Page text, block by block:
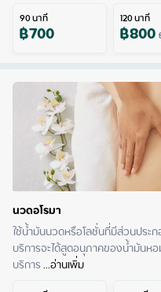
90นาที
฿700 120นาที
฿800
นวดอโรมา
ใช้น้ำมันนวดหรือโลชั่นที่มีส่วนประ
บริการจะได้สูดอนุภาคของน้ำมันห
บริการ ...อ่านเพิ่ม